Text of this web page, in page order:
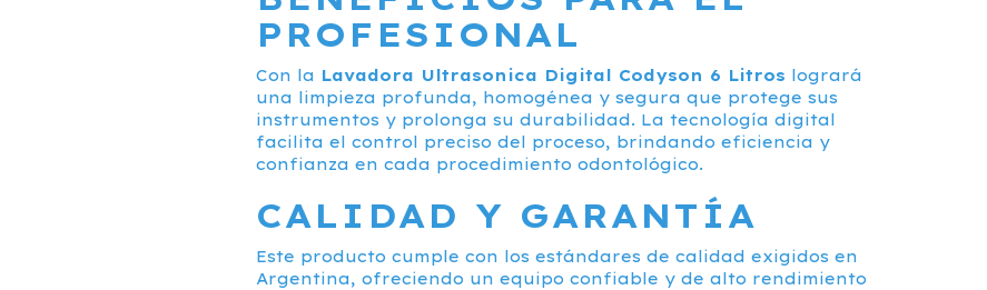
PROFESIONAL
Con la Lavadora Ultrasonica Digital Codyson 6 Litros logrará
una limpieza profunda, homogénea y segura que protege sus
instrumentos y prolonga su durabilidad. La tecnología digital
facilita el control preciso del proceso, brindando eficiencia y
confianza en cada procedimiento odontológico.
CALIDAD Y GARANTÍA
Este producto cumple con los estándares de calidad exigidos en
Argentina, ofreciendo un equipo confiable y de alto rendimiento